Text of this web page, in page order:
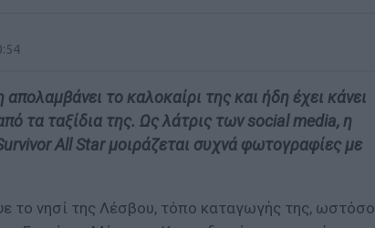
το καλοκαίρι της και ήδη έχει κάνει
τα ταξίδια της. Ως λάτρις των social media, η
All Star μοιράζεται συχνά φωτογραφίες με
το νησί της Λέσβου, τόπο καταγωγής της, ωστόσο